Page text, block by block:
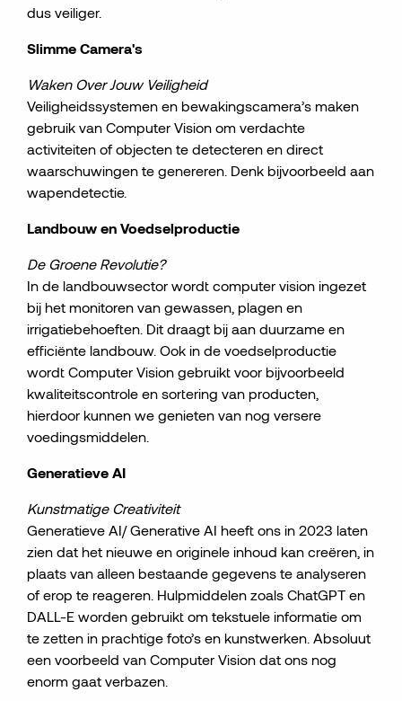
dus veiliger.
Slimme Camera's
Waken Over Jouw Veiligheid
Veiligheidssystemen en bewakingscamera’s maken
gebruik van Computer Vision om verdachte
activiteiten of objecten te detecteren en direct
waarschuwingen te genereren. Denk bijvoorbeeld aan
wapendetectie.
Landbouw en Voedselproductie
De Groene Revolutie?
In de landbouwsector wordt computer vision ingezet
bij het monitoren van gewassen, plagen en
irrigatiebehoeften. Dit draagt bij aan duurzame en
efficiënte landbouw. Ook in de voedselproductie
wordt Computer Vision gebruikt voor bijvoorbeeld
kwaliteitscontrole en sortering van producten,
hierdoor kunnen we genieten van nog versere
voedingsmiddelen.
Generatieve AI
Kunstmatige Creativiteit
Generatieve AI/ Generative AI heeft ons in 2023 laten
zien dat het nieuwe en originele inhoud kan creëren, in
plaats van alleen bestaande gegevens te analyseren
of erop te reageren. Hulpmiddelen zoals ChatGPT en
DALL-E worden gebruikt om tekstuele informatie om
te zetten in prachtige foto’s en kunstwerken. Absoluut
een voorbeeld van Computer Vision dat ons nog
enorm gaat verbazen.